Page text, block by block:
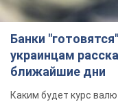
Банки
украинцам
ближайшие дни
Каким будет курс